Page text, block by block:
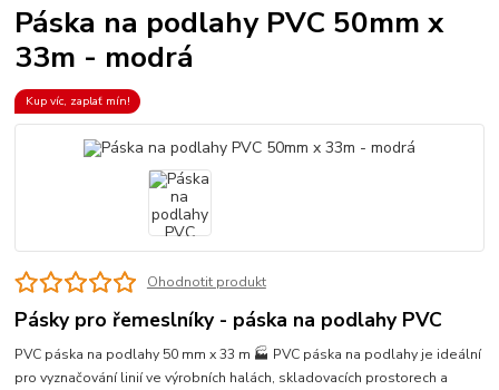
Páska na podlahy PVC 50mm x
33m - modrá
Kup víc, zaplať mín!
Ohodnotit produkt
Pásky pro řemeslníky - páska na podlahy PVC
PVC páska na podlahy 50 mm x 33 m 🏭 PVC páska na podlahy je ideální
pro vyznačování linií ve výrobních halách, skladovacích prostorech a